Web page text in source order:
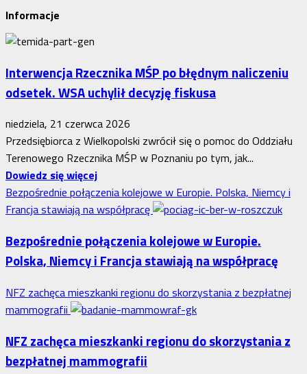
Informacje
Interwencja Rzecznika MŚP po błędnym naliczeniu
odsetek. WSA uchylił decyzję fiskusa
niedziela, 21 czerwca 2026
Przedsiębiorca z Wielkopolski zwrócił się o pomoc do Oddziału
Terenowego Rzecznika MŚP w Poznaniu po tym, jak...
Dowiedz się więcejDowiedz
się
więcej
Interwencja
Rzecznika
po
błędnym
odsetek.
WSA
Bezpośrednie połączenia kolejowe w Europie. Polska, Niemcy i
Francja stawiają na współpracę
Bezpośrednie połączenia kolejowe w Europie.
Polska, Niemcy i Francja stawiają na współpracę
NFZ zachęca mieszkanki regionu do skorzystania z bezpłatnej
mammografii
NFZ zachęca mieszkanki regionu do skorzystania z
bezpłatnej mammografii